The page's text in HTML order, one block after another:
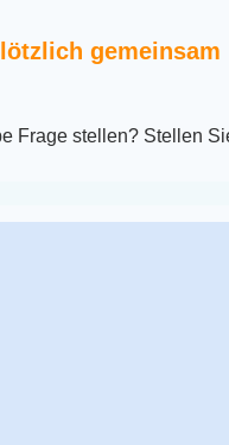
gemeinsam
Frage stellen? Stellen